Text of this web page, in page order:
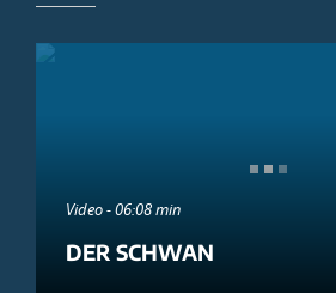
Video - 06:08 min
DER SCHWAN